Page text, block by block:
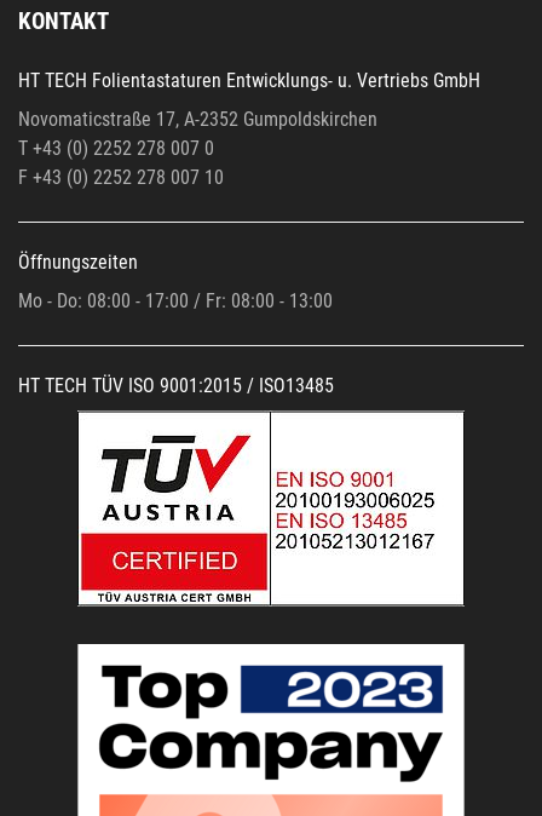
KONTAKT
HT TECH Folientastaturen Entwicklungs- u. Vertriebs GmbH
Novomaticstraße 17, A-2352 Gumpoldskirchen
T +43 (0) 2252 278 007 0
F +43 (0) 2252 278 007 10
Öffnungszeiten
Mo - Do: 08:00 - 17:00 / Fr: 08:00 - 13:00
HT TECH TÜV ISO 9001:2015 / ISO13485